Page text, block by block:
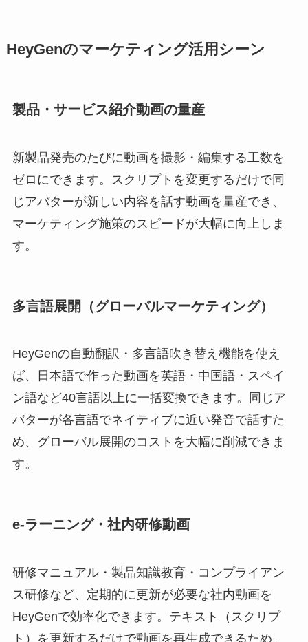
HeyGenのマーケティング活用シーン
製品・サービス紹介動画の量産
新製品発売のたびに動画を撮影・編集する工数を
ゼロにできます。スクリプトを変更するだけで同
じアバターが新しい内容を話す動画を量産でき、
マーケティング施策のスピードが大幅に向上しま
す。
多言語展開（グローバルマーケティング）
HeyGenの自動翻訳・多言語吹き替え機能を使え
ば、日本語で作った動画を英語・中国語・スペイ
ン語など40言語以上に一括変換できます。同じア
バターが各言語でネイティブに近い発音で話すた
め、グローバル展開のコストを大幅に削減できま
す。
e-ラーニング・社内研修動画
研修マニュアル・製品知識教育・コンプライアン
ス研修など、定期的に更新が必要な社内動画を
HeyGenで効率化できます。テキスト（スクリプ
ト）を更新するだけで動画を再生成できるため、